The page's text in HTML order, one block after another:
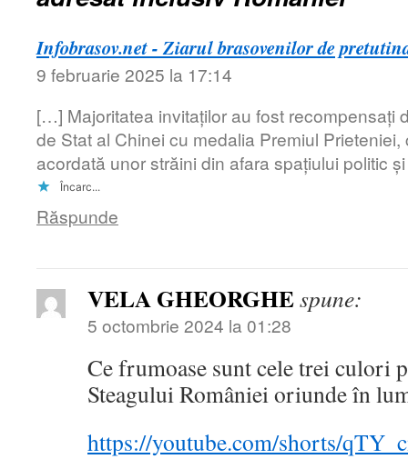
Infobrasov.net - Ziarul brasovenilor de
9 februarie 2025 la 17:14
[…] Majoritatea invitaților au fost recompensați
de Stat al Chinei cu medalia Premiul
acordată unor străini din afara spațiului politic
Încarc...
Răspunde
VELA GHEORGHEspune:
5 octombrie 2024 la 01:28
Ce frumoase sunt cele trei culori
Steagului României oriunde în
https://youtube.com/shorts/